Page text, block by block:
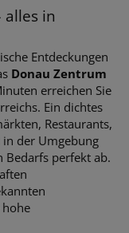
alles in
Entdeckungen
Donau Zentrum
erreichen Sie
Ein dichtes
Restaurants,
der Umgebung
Bedarfs perfekt ab.